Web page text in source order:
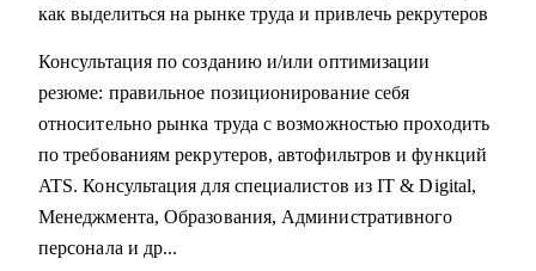
Про мой опыт:
Операционным директором после годового перерыва от
full-time занятости.
• Трижды проходила переквалификацию, имею высшее
медицинское образование, опыт в сфере информационной
безопасности (Wallarm), Edtech (Geekbrains, Яндекс
Практикум, QA Guru) и высшего образования (Сколтех).
• Регулярно прохожу обучение на коротких курсах, чтобы
как выделиться на рынке труда и привлечь рекрутеров
Консультация по созданию и/или оптимизации
резюме: правильное позиционирование себя
относительно рынка труда с возможностью проходить
по требованиям рекрутеров, автофильтров и функций
ATS. Консультация для специалистов из IT & Digital,
Менеджмента, Образования, Административного
персонала и др...